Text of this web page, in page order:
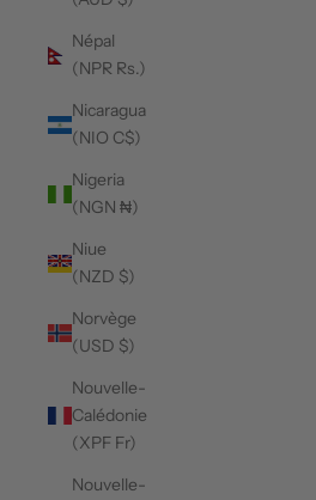
Népal
(NPR Rs.)
Nicaragua
(NIO C$)
Nigeria
(NGN ₦)
Niue
(NZD $)
Norvège
(USD $)
Nouvelle-
Calédonie
(XPF Fr)
Nouvelle-